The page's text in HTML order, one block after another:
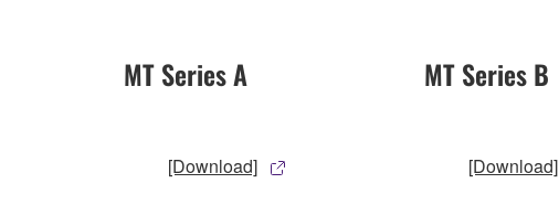
MT Series A
[Download]
MT Series B
[Download]